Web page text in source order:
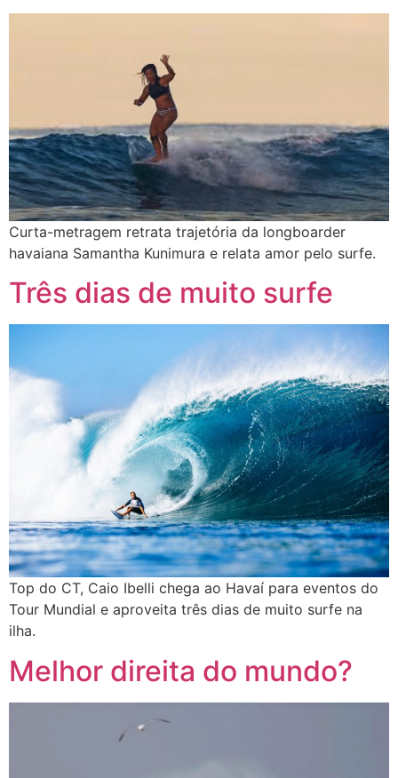
Curta-metragem retrata trajetória da longboarder
havaiana Samantha Kunimura e relata amor pelo surfe.
Três dias de muito surfe
Top do CT, Caio Ibelli chega ao Havaí para eventos do
Tour Mundial e aproveita três dias de muito surfe na
ilha.
Melhor direita do mundo?